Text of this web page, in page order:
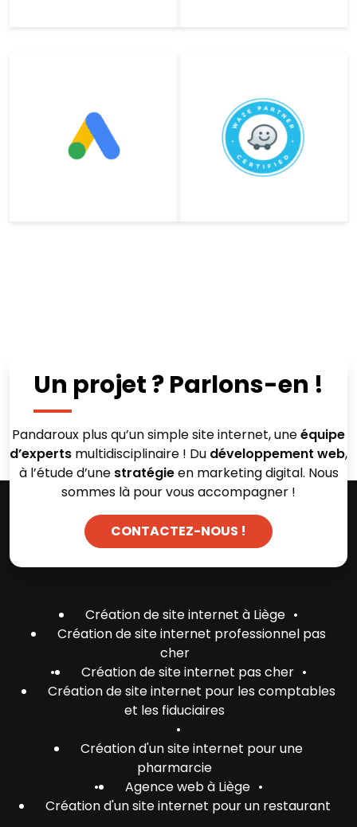
Un projet ? Parlons-en !
Pandaroux plus qu’un simple site internet, uneéquipe
d’experts multidisciplinaire ! Du développement web,
à l’étude d’une stratégieen marketing digital. Nous
sommes là pour vous accompagner !
CONTACTEZ-NOUS !
Création de site internet à Liège •
Création de site internet professionnel pas
cher
•
Création de site internet pas cher •
Création de site internet pour les comptables
et les fiduciaires
•
Création d'un site internet pour une
pharmarcie
•
Agence web à Liège •
Création d'un site internet pour un restaurant